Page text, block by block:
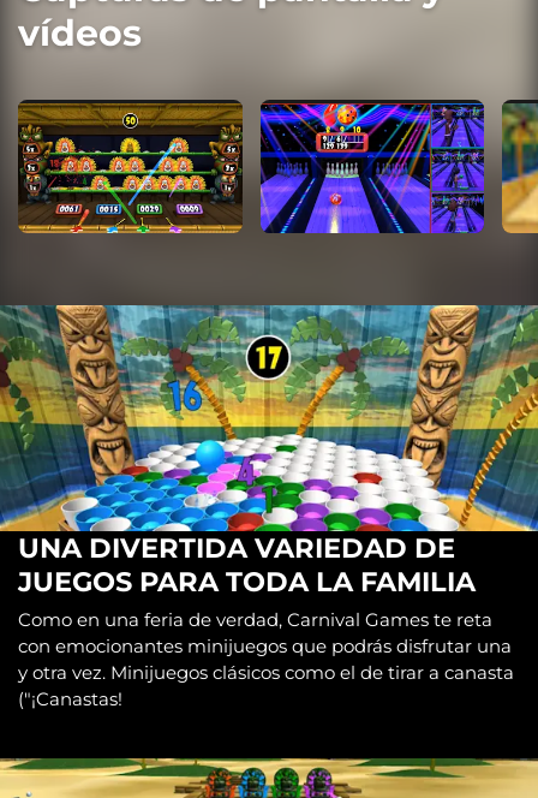
vídeos
UNA DIVERTIDA VARIEDAD DE
JUEGOS PARA TODA LA FAMILIA
Como en una feria de verdad, Carnival Games te reta
con emocionantes minijuegos que podrás disfrutar una
y otra vez. Minijuegos clásicos como el de tirar a canasta
("¡Canastas!